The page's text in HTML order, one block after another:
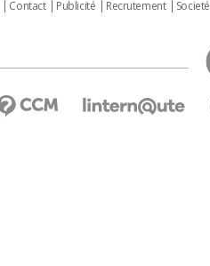
Contact Publicité Recrutement Societé